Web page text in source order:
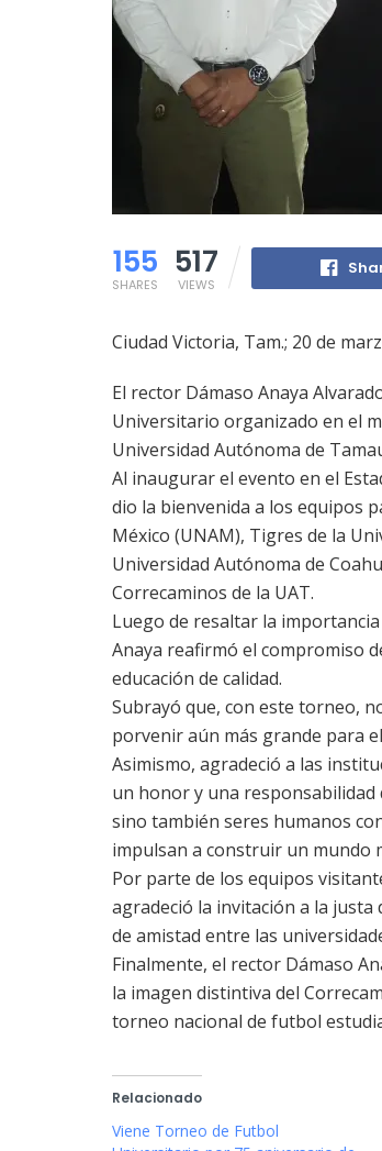
155
SHARES
517
VIEWS
Ciudad Victoria, Tam.; 20 de
El rector Dámaso Anaya
Universitario organizado en el
Universidad Autónoma de
Al inaugurar el evento en el
dio la bienvenida a los equipos
México (UNAM), Tigres de la
Universidad Autónoma de
Correcaminos de la UAT.
Luego de resaltar la
Anaya reafirmó el compromiso
educación de calidad.
Subrayó que, con este torneo,
porvenir aún más grande para
Asimismo, agradeció a las
un honor y una
sino también seres humanos
impulsan a construir un mundo
Por parte de los equipos
agradeció la invitación a la
de amistad entre las
Finalmente, el rector Dámaso
la imagen distintiva del
torneo nacional de futbol
Relacionado
Viene Torneo de Futbol